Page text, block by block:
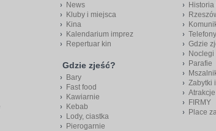
News
Kluby i miejsca
Kina
Kalendarium imprez
Repertuar kin
Gdzie zjeść?
Bary
Fast food
Kawiarnie
Kebab
Lody, ciastka
Pierogarnie
Telefony
Gdzie
Noclegi
Parafie
Zabytki
FIRMY
Place